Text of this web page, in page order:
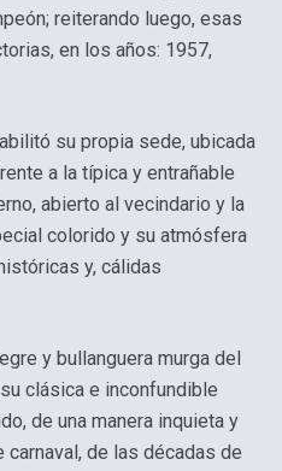
reiterando luego, esas
en los años: 1957,
su propia sede, ubicada
a la típica y entrañable
abierto al vecindario y la
colorido y su atmósfera
y, cálidas
y bullanguera murga del
clásica e inconfundible
de una manera inquieta y
de las décadas de